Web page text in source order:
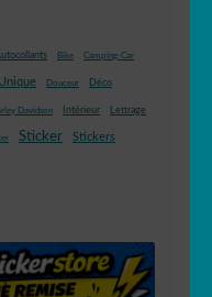
Bike Camping-Car
Douceur Déco
Davidson Intérieur Lettrage
Sticker Stickers